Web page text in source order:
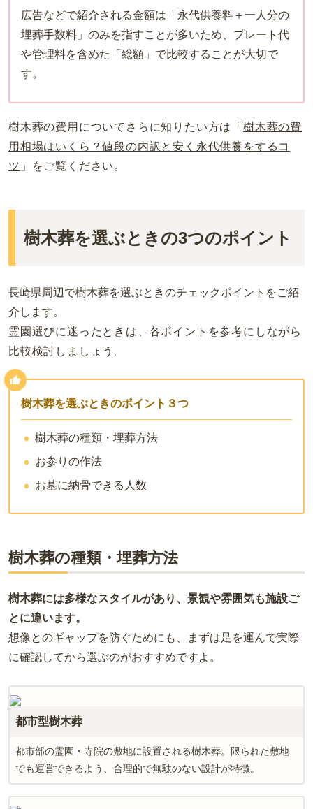
広告などで紹介される金額は「永代供養料＋一人分の
埋葬手数料」のみを指すことが多いため、プレート代
や管理料を含めた「総額」で比較することが大切で
す。
樹木葬の費用についてさらに知りたい方は「 樹木葬の費
用相場はいくら？値段の内訳と安く永代供養をするコ
ツ 」をご覧ください。
樹木葬を選ぶときの3つのポイント
長崎県周辺で樹木葬を選ぶときのチェックポイントをご紹
介します。
霊園選びに迷ったときは、各ポイントを参考にしながら
比較検討しましょう。
樹木葬を選ぶときのポイント３つ
樹木葬の種類・埋葬方法
お参りの作法
お墓に納骨できる人数
樹木葬の種類・埋葬方法
樹木葬には多様なスタイルがあり、景観や雰囲気も施設ご
とに違います。
想像とのギャップを防ぐためにも、まずは足を運んで実際
に確認してから選ぶのがおすすめですよ。
都市型樹木葬
都市部の霊園・寺院の敷地に設置される樹木葬。限られた敷地
でも運営できるよう、合理的で無駄のない設計が特徴。